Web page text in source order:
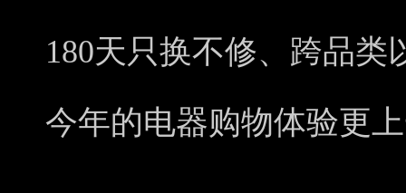
180天只换不修、跨品
今年的电器购物体验更